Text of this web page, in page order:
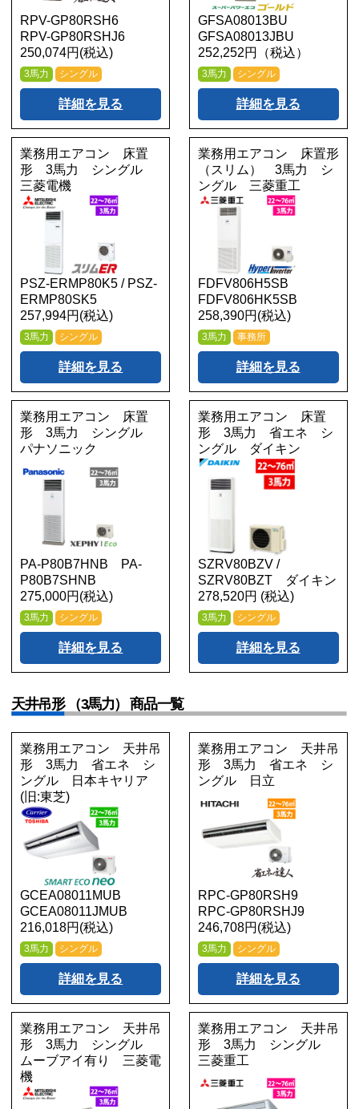
RPV-GP80RSH6
RPV-GP80RSHJ6
250,074円(税込)
3馬力 シングル
詳細を見る
GFSA08013BU
GFSA08013JBU
252,252円（税込）
3馬力 シングル
詳細を見る
業務用エアコン 床置
形 3馬力 シングル
三菱電機
PSZ-ERMP80K5 / PSZ-
ERMP80SK5
257,994円(税込)
3馬力 シングル
詳細を見る
業務用エアコン 床置形
（スリム） 3馬力 シ
ングル 三菱重工
FDFV806H5SB
FDFV806HK5SB
258,390円(税込)
3馬力 事務所
詳細を見る
業務用エアコン 床置
形 3馬力 シングル
パナソニック
PA-P80B7HNB PA-
P80B7SHNB
275,000円(税込)
3馬力 シングル
詳細を見る
業務用エアコン 床置
形 3馬力 省エネ シ
ングル ダイキン
SZRV80BZV /
SZRV80BZT ダイキン
278,520円 (税込)
3馬力 シングル
詳細を見る
天井吊形 （3馬力） 商品一覧
業務用エアコン 天井吊
形 3馬力 省エネ シ
ングル 日本キヤリア
(旧:東芝)
GCEA08011MUB
GCEA08011JMUB
216,018円(税込)
3馬力 シングル
詳細を見る
業務用エアコン 天井吊
形 3馬力 省エネ シ
ングル 日立
RPC-GP80RSH9
RPC-GP80RSHJ9
246,708円(税込)
3馬力 シングル
詳細を見る
業務用エアコン 天井吊
形 3馬力 シングル
ムーブアイ有り 三菱電
機
業務用エアコン 天井吊
形 3馬力 シングル
三菱重工